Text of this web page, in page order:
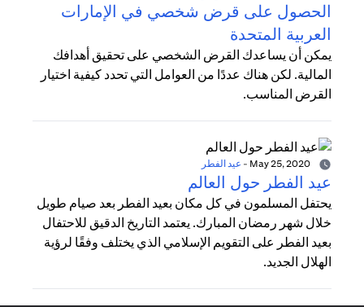
الحصول على قرض شخصي في الإمارات
العربية المتحدة
يمكن أن يساعدك القرض الشخصي على تحقيق أهدافك
المالية. لكن هناك عددًا من العوامل التي تحدد كيفية اختيار
القرض المناسب.
- عيد الفطر
عيد الفطر حول العالم
يحتفل المسلمون في كل مكان بعيد الفطر بعد صيام طويل
خلال شهر رمضان المبارك. يعتمد التاريخ الدقيق للاحتفال
بعيد الفطر على التقويم الإسلامي الذي يختلف وفقًا لرؤية
الهلال الجديد.